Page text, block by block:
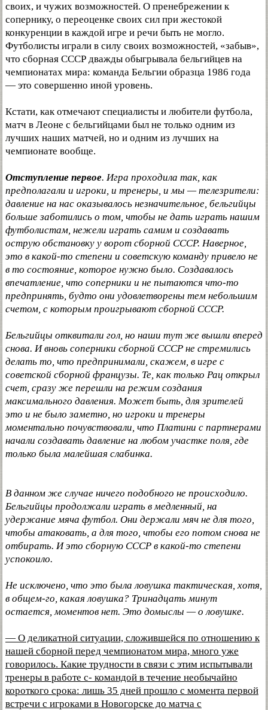
своих, и чужих возможностей. О пренебрежении к
сопернику, о переоценке своих сил при жестокой
конкуренции в каждой игре и речи быть не могло.
Футболисты играли в силу своих возможностей, «забыв»,
что сборная СССР дважды обыгрывала бельгийцев на
чемпионатах мира: команда Бельгии образца 1986 года
— это совершенно иной уровень.
Кстати, как отмечают специалисты и любители футбола,
матч в Леоне с бельгийцами был не только одним из
лучших наших матчей, но и одним из лучших на
чемпионате вообще.
Отступление первое. Игра проходила так, как
предполагали и игроки, и тренеры, и мы — телезрители:
давление на нас оказывалось незначительное, бельгийцы
больше заботились о том, чтобы не дать играть нашим
футболистам, нежели играть самим и создавать
острую обстановку у ворот сборной СССР. Наверное,
это в какой-то степени и советскую команду привело не
в то состояние, которое нужно было. Создавалось
впечатление, что соперники и не пытаются что-то
предпринять, будто они удовлетворены тем небольшим
счетом, с которым проигрывают сборной СССР.
Бельгийцы отквитали гол, но наши тут же вышли вперед
снова. И вновь соперники сборной СССР не стремились
делать то, что предпринимали, скажем, в игре с
советской сборной французы. Те, как только Рац открыл
счет, сразу же перешли на режим создания
максимального давления. Может быть, для зрителей
это и не было заметно, но игроки и тренеры
моментально почувствовали, что Платини с партнерами
начали создавать давление на любом участке поля, где
только была малейшая слабинка.
В данном же случае ничего подобного не происходило.
Бельгийцы продолжали играть в медленный, на
удержание мяча футбол. Они держали мяч не для того,
чтобы атаковать, а для того, чтобы его потом снова не
отбирать. И это сборную СССР в какой-то степени
успокоило.
Не исключено, что это была ловушка тактическая, хотя,
в общем-го, какая ловушка? Тринадцать минут
остается, моментов нет. Это домыслы — о ловушке.
— О деликатной ситуации, сложившейся по отношению к
нашей сборной перед чемпионатом мира, много уже
говорилось. Какие трудности в связи с этим испытывали
тренеры в работе с- командой в течение необычайно
короткого срока: лишь 35 дней прошло с момента первой
встречи с игроками в Новогорске до матча с